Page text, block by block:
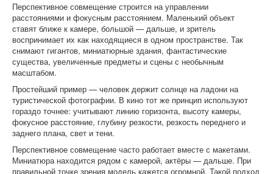
Перспективное совмещение строится на управлении
расстояниями и фокусным расстоянием. Маленький объект
ставят ближе к камере, большой — дальше, и зритель
воспринимает их как находящиеся в одном пространстве. Так
снимают гигантов, миниатюрные здания, фантастические
существа, увеличенные предметы и сцены с необычным
масштабом.
Простейший пример — человек держит солнце на ладони на
туристической фотографии. В кино тот же принцип используют
гораздо точнее: учитывают линию горизонта, высоту камеры,
фокусное расстояние, глубину резкости, резкость переднего и
заднего плана, свет и тени.
Перспективное совмещение часто работает вместе с макетами.
Миниатюра находится рядом с камерой, актёры — дальше. При
правильной точке зрения модель кажется огромной. Такой подход